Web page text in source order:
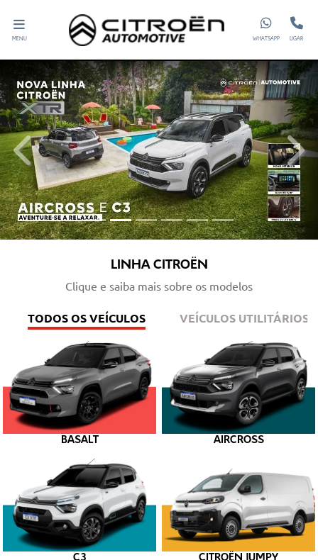
MENU WHATSAPP LIGAR
templates.template-01.components.carousel.texts.control_prev
LINHA CITROËN
Clique e saiba mais sobre os modelos
TODOS OS VEÍCULOS VEÍCULOS UTILITÁRIOS
BASALT AIRCROSS
C3 CITROËN JUMPY